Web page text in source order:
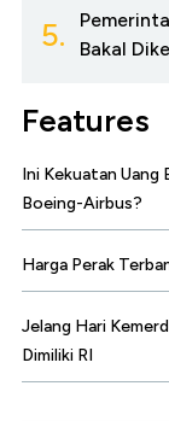
5.
Bakal
Features
Ini Kekuatan Uang
Boeing-Airbus?
Harga Perak
Jelang Hari
Dimiliki RI